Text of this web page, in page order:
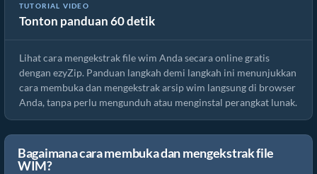
TUTORIAL VIDEO
Tonton panduan 60 detik
Cara Mengekstrak File wim secara Online dengan ezyZip (Gratis,
Tanpa Instalasi)
Lihat cara mengekstrak file wim Anda secara online gratis
dengan ezyZip. Panduan langkah demi langkah ini menunjukkan
cara membuka dan mengekstrak arsip wim langsung di browser
Anda, tanpa perlu mengunduh atau menginstal perangkat lunak.
Bagaimana cara membuka dan mengekstrak file
WIM?